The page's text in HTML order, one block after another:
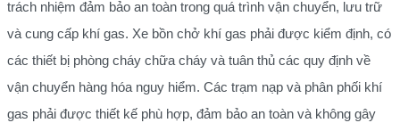
trách nhiệm đảm bảo an toàn trong quá trình vận chuyển, lưu trữ
và cung cấp khí gas. Xe bồn chở khí gas phải được kiểm định, có
các thiết bị phòng cháy chữa cháy và tuân thủ các quy định về
vận chuyển hàng hóa nguy hiểm. Các trạm nạp và phân phối khí
gas phải được thiết kế phù hợp, đảm bảo an toàn và không gây